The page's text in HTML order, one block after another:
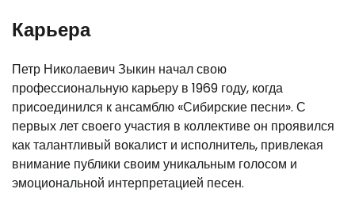
Карьера
Петр Николаевич Зыкин начал свою
профессиональную карьеру в 1969 году, когда
присоединился к ансамблю «Сибирские песни». С
первых лет своего участия в коллективе он проявился
как талантливый вокалист и исполнитель, привлекая
внимание публики своим уникальным голосом и
эмоциональной интерпретацией песен.